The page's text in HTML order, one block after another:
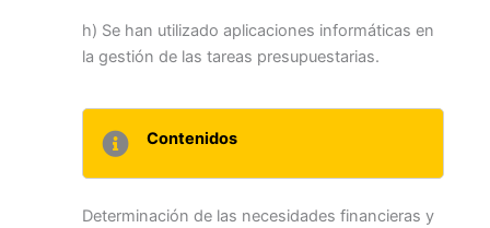
h) Se han utilizado aplicaciones informáticas en
la gestión de las tareas presupuestarias.
Contenidos
Determinación de las necesidades financieras y